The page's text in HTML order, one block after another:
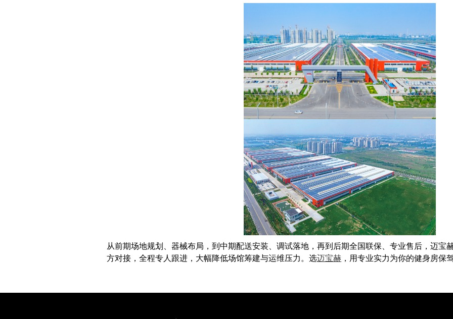
从前期场地规划、器械布局，到中期配送安装、调试落地，再到后期全国联保、专业售后，迈宝
方对接，全程专人跟进，大幅降低场馆筹建与运维压力。选迈宝赫 ，用专业实力为你的健身房保